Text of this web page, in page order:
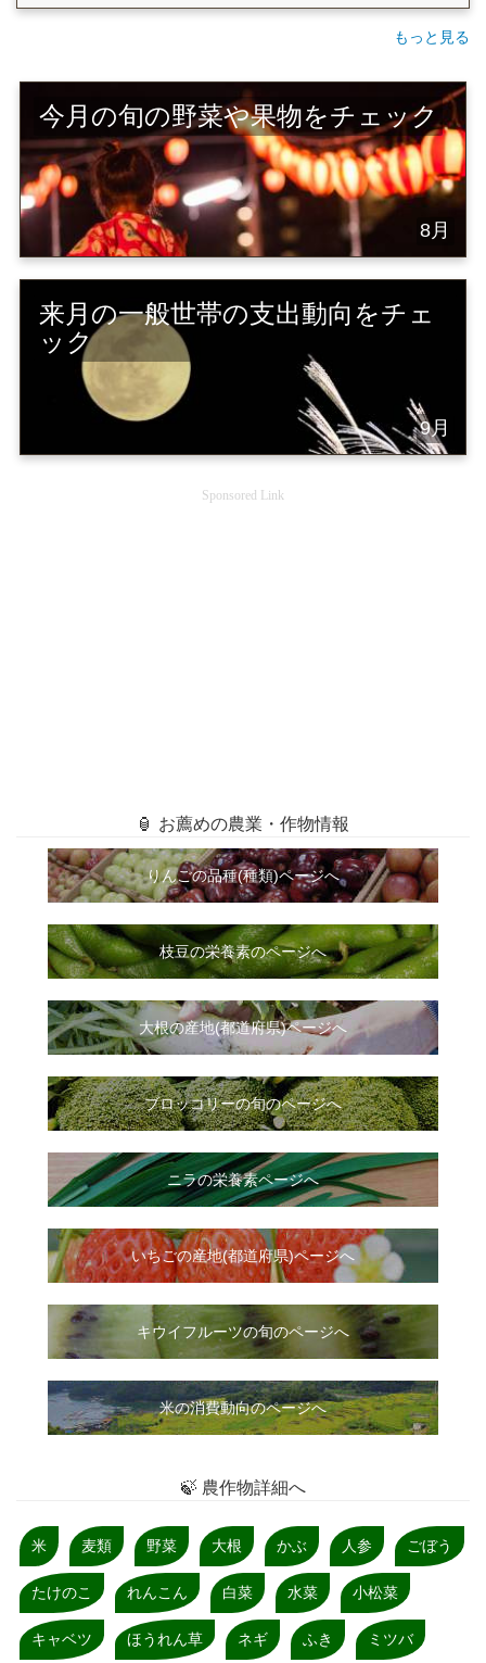
もっと見る
今月の旬の野菜や果物をチェック
8月
来月の一般世帯の支出動向をチェ
ック
9月
Sponsored Link
🏮 お薦めの農業・作物情報
りんごの品種(種類)ページへ
枝豆の栄養素のページへ
大根の産地(都道府県)ページへ
ブロッコリーの旬のページへ
ニラの栄養素ページへ
いちごの産地(都道府県)ページへ
キウイフルーツの旬のページへ
米の消費動向のページへ
🍃 農作物詳細へ
米 麦類 野菜 大根 かぶ 人参 ごぼう
たけのこ れんこん 白菜 水菜 小松菜
キャベツ ほうれん草 ネギ ふき ミツバ